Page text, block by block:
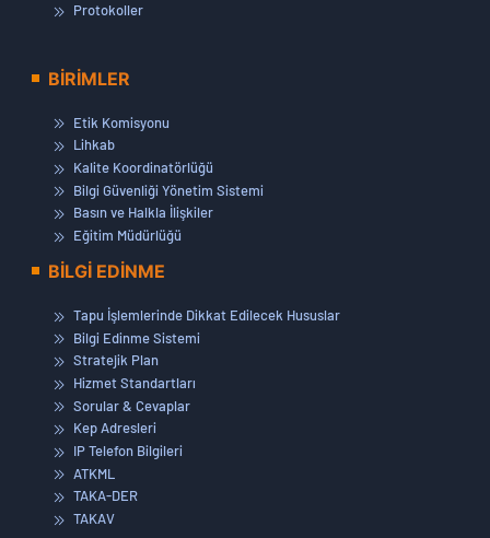
Protokoller
BİRİMLER
Etik Komisyonu
Lihkab
Kalite Koordinatörlüğü
Bilgi Güvenliği Yönetim Sistemi
Basın ve Halkla İlişkiler
Eğitim Müdürlüğü
BİLGİ EDİNME
Tapu İşlemlerinde Dikkat Edilecek Hususlar
Bilgi Edinme Sistemi
Stratejik Plan
Hizmet Standartları
Sorular & Cevaplar
Kep Adresleri
IP Telefon Bilgileri
ATKML
TAKA-DER
TAKAV